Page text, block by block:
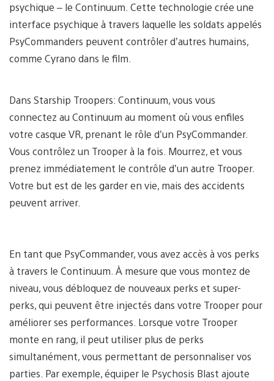
psychique – le Continuum. Cette technologie crée une
interface psychique à travers laquelle les soldats appelés
PsyCommanders peuvent contrôler d’autres humains,
comme Cyrano dans le film.
Dans Starship Troopers: Continuum, vous vous
connectez au Continuum au moment où vous enfiles
votre casque VR, prenant le rôle d’un PsyCommander.
Vous contrôlez un Trooper à la fois. Mourrez, et vous
prenez immédiatement le contrôle d’un autre Trooper.
Votre but est de les garder en vie, mais des accidents
peuvent arriver.
En tant que PsyCommander, vous avez accès à vos perks
à travers le Continuum. À mesure que vous montez de
niveau, vous débloquez de nouveaux perks et super-
perks, qui peuvent être injectés dans votre Trooper pour
améliorer ses performances. Lorsque votre Trooper
monte en rang, il peut utiliser plus de perks
simultanément, vous permettant de personnaliser vos
parties. Par exemple, équiper le Psychosis Blast ajoute